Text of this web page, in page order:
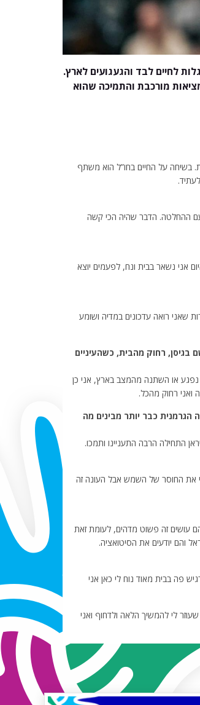
לחיים לבד והגעגועים לארץ.
מורכבת והתמיכה שהוא
בשיחה על החיים בחו”ל הוא משתף
ההחלטה. הדבר שהיה הכי קשה
אני נשאר בבית ונח, לפעמים יוצא
רואה עדכונים במדיה ושומע
רחוק מהבית, כשהעיניים
נפגע או השתנה מהמצב בארץ, אני כן
ואני רחוק מהכל.
כבר יותר מבינים מה
התחילה הרבה התעניינו ותמכו.
את החוסר של השמש אבל העונה זה
עושים זה פשוט מדהים, לעומת זאת
והם יודעים את הסיטואציה.
פה בבית מאוד נוח לי כאן אני
לי להמשיך הלאה ולדחוף ואני